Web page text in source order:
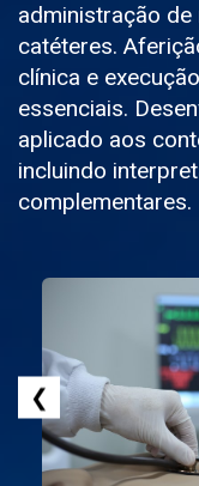
administração
catéteres.
clínica e
essenciais.
aplicado aos
incluindo
complementares.
❮